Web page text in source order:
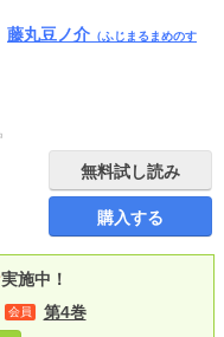
藤丸豆ノ介 （ふじまるまめのす
無料試し読み
購入する
実施中！
会員
第4巻